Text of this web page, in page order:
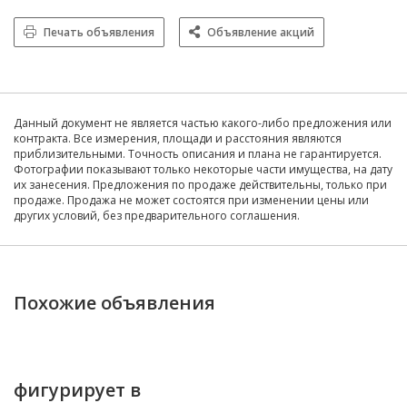
Печать объявления Объявление акций
Данный документ не является частью какого-либо предложения или
контракта. Все измерения, площади и расстояния являются
приблизительными. Точность описания и плана не гарантируется.
Фотографии показывают только некоторые части имущества, на дату
их занесения. Предложения по продаже действительны, только при
продаже. Продажа не может состоятся при изменении цены или
других условий, без предварительного соглашения.
Похожие объявления
фигурирует в